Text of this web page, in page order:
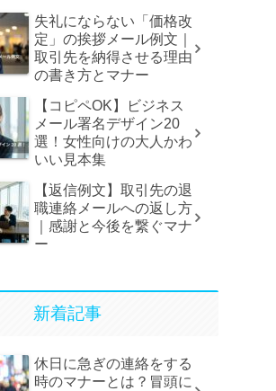
失礼にならない「価格改
定」の挨拶メール例文｜
取引先を納得させる理由
の書き方とマナー
【コピペOK】ビジネス
メール署名デザイン20
選！女性向けの大人かわ
いい見本集
【返信例文】取引先の退
職連絡メールへの返し方
｜感謝と今後を繋ぐマナ
ー
新着記事
休日に急ぎの連絡をする
時のマナーとは？冒頭に